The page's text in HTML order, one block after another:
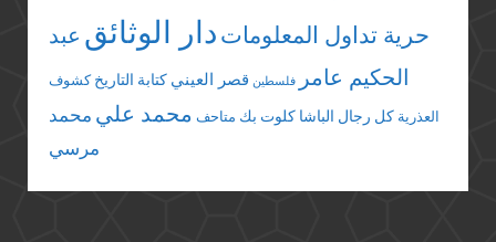
حرية تداول المعلومات دار الوثائق عبد
الحكيم عامر
فلسطين قصر العيني كتابة التاريخ كشوف
العذرية كل رجال الباشا كلوت بك متاحف محمد علي محمد
مرسي